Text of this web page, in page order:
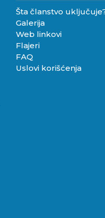
Šta članstvo
Galerija
Web linkovi
Flajeri
FAQ
Uslovi korišćenja